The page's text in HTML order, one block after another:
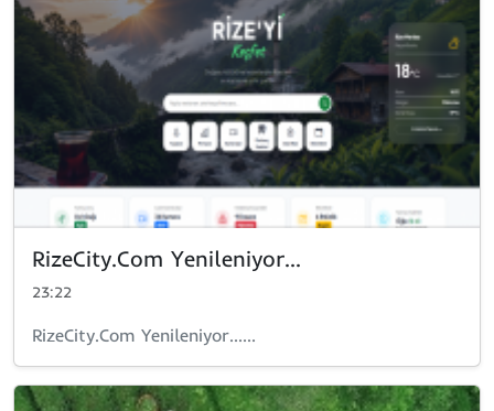
RizeCity.Com Yenileniyor...
23:22
RizeCity.Com Yenileniyor......